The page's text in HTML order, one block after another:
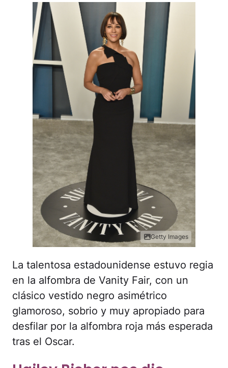
Getty Images
La talentosa estadounidense estuvo regia
en la alfombra de Vanity Fair, con un
glamoroso, sobrio y muy apropiado para
desfilar por la alfombra roja más esperada
tras el Oscar.
Hailey Bieber nos dio
lecciones de estilo.